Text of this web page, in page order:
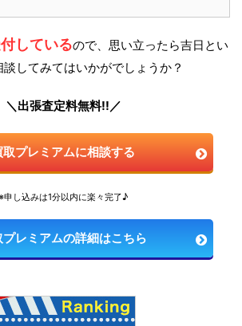
しているので、思い立ったら吉日とい
してみてはいかがでしょうか？
＼出張査定料無料!!／
取プレミアムに相談する
申し込みは1分以内に楽々完了♪
プレミアムの詳細はこちら